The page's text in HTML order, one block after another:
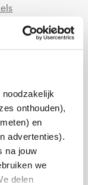
onthouden),
en
advertenties).
na jouw
we
delen